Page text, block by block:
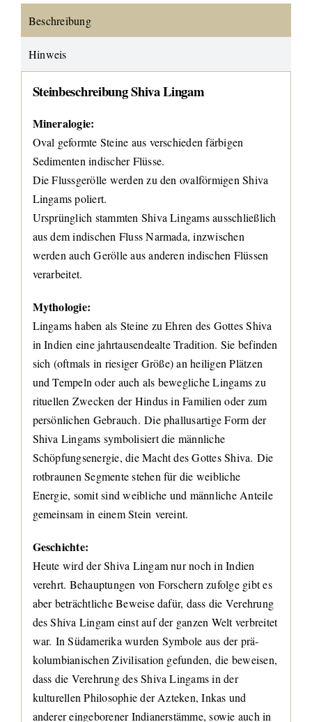
Beschreibung
Hinweis
Steinbeschreibung Shiva Lingam
Mineralogie:
Oval geformte Steine aus verschieden färbigen
Sedimenten indischer Flüsse.
Die Flussgerölle werden zu den ovalförmigen Shiva
Lingams poliert.
Ursprünglich stammten Shiva Lingams ausschließlich
aus dem indischen Fluss Narmada, inzwischen
werden auch Gerölle aus anderen indischen Flüssen
verarbeitet.
Mythologie:
Lingams haben als Steine zu Ehren des Gottes Shiva
in Indien eine jahrtausendealte Tradition. Sie befinden
sich (oftmals in riesiger Größe) an heiligen Plätzen
und Tempeln oder auch als bewegliche Lingams zu
rituellen Zwecken der Hindus in Familien oder zum
persönlichen Gebrauch. Die phallusartige Form der
Shiva Lingams symbolisiert die männliche
Schöpfungsenergie, die Macht des Gottes Shiva. Die
rotbraunen Segmente stehen für die weibliche
Energie, somit sind weibliche und männliche Anteile
gemeinsam in einem Stein vereint.
Geschichte:
Heute wird der Shiva Lingam nur noch in Indien
verehrt. Behauptungen von Forschern zufolge gibt es
aber beträchtliche Beweise dafür, dass die Verehrung
des Shiva Lingam einst auf der ganzen Welt verbreitet
war. In Südamerika wurden Symbole aus der prä-
kolumbianischen Zivilisation gefunden, die beweisen,
dass die Verehrung des Shiva Lingams in der
kulturellen Philosophie der Azteken, Inkas und
anderer eingeborener Indianerstämme, sowie auch in